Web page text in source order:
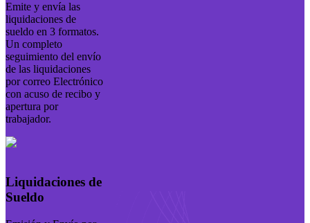
Emite y envía las
liquidaciones de
sueldo en 3 formatos.
Un completo
seguimiento del envío
de las liquidaciones
por correo Electrónico
con acuso de recibo y
apertura por
trabajador.
Liquidaciones de
Sueldo